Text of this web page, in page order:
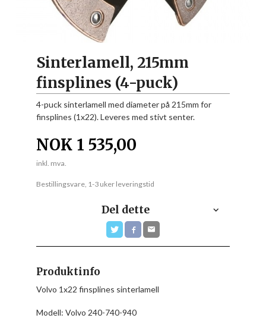
Sinterlamell, 215mm
finsplines (4-puck)
4-puck sinterlamell med diameter på 215mm for
finsplines (1x22). Leveres med stivt senter.
NOK 1 535,00
inkl. mva.
Bestillingsvare, 1-3 uker leveringstid
Del dette
Produktinfo
Volvo 1x22 finsplines sinterlamell
Modell: Volvo 240-740-940